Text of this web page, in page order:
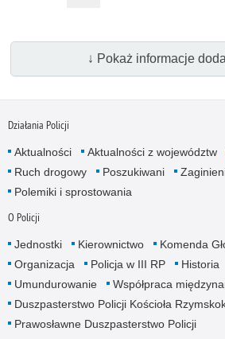
↓ Pokaż informacje
Działania Policji
Aktualności Aktualności z województw
Ruch drogowy
Poszukiwani
Polemiki i sprostowania
O Policji
Jednostki Kierownictwo
Komenda
Organizacja
Policja w III RP Historia
Umundurowanie
Współpraca
Duszpasterstwo Policji Kościoła
Prawosławne Duszpasterstwo Policji